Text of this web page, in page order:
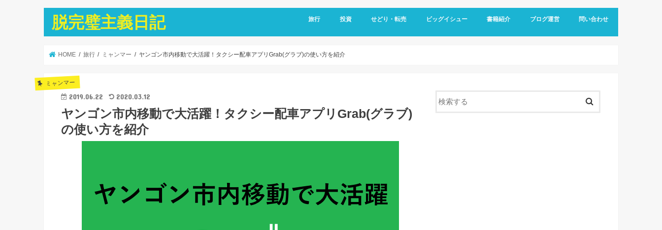
脱完璧主義日記 旅行 投資 せどり・転売 ビッグイシュー 書籍紹介 ブログ運営 問い合わせ
HOME 旅行 ミャンマー ヤンゴン市内移動で大活躍！タクシー配車アプリGrab(グラブ)の使い方を紹介
ミャンマー
2019.06.22 2020.03.12
ヤンゴン市内移動で大活躍！タクシー配車アプリGrab(グラブ)
の使い方を紹介